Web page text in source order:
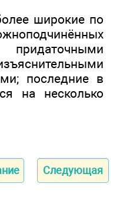
широкие по
последние в
на несколько
Следующая